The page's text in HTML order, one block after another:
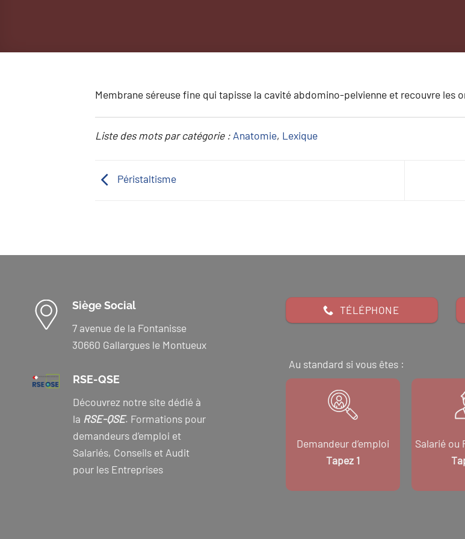
Membrane séreuse fine qui tapisse la cavité abdomino-pelvienne et recouvre les
Liste des mots par catégorie : Anatomie, Lexique
Péristaltisme
Siège Social
7 avenue de la Fontanisse
30660 Gallargues le Montueux
RSE-QSE
Découvrez notre site dédié à
la RSE-QSE. Formations pour
demandeurs d’emploi et
Salariés, Conseils et Audit
pour les Entreprises
TÉLÉPHONE
Au standard si vous êtes :
Demandeur d’emploi
Tapez 1
Salarié ou